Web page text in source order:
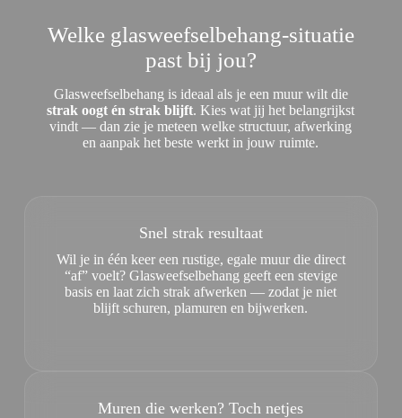
Welke glasweefselbehang-situatie
past bij jou?
Glasweefselbehang is ideaal als je een muur wilt die
strak oogt én strak blijft. Kies wat jij het belangrijkst
vindt — dan zie je meteen welke structuur, afwerking
en aanpak het beste werkt in jouw ruimte.
Snel strak resultaat
Wil je in één keer een rustige, egale muur die direct
“af” voelt? Glasweefselbehang geeft een stevige
basis en laat zich strak afwerken — zodat je niet
blijft schuren, plamuren en bijwerken.
Muren die werken? Toch netjes